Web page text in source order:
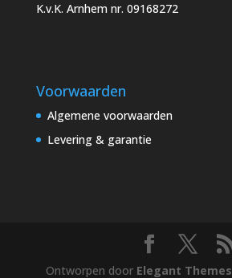
K.v.K. Arnhem nr. 09168272
Voorwaarden
Algemene voorwaarden
Levering & garantie
Ontworpen door Elegant Themes